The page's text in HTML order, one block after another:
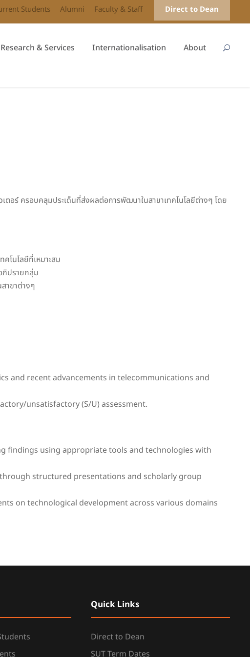
Students Alumni Faculty & Staff Direct to Dean
Research & Services Internationalisation About
ตอร์ ครอบคลุมประเด็นที่ส่งผลต่อการพัฒนาในสาขาเทคโนโลยีต่างๆ โดย
โนโลยีที่เหมาะสม
ภิปรายกลุ่ม
าขาต่างๆ
and recent advancements in telecommunications and
unsatisfactory (S/U) assessment.
findings using appropriate tools and technologies with
structured presentations and scholarly group
on technological development across various domains
Quick Links
Direct to Dean
SUT Term Dates